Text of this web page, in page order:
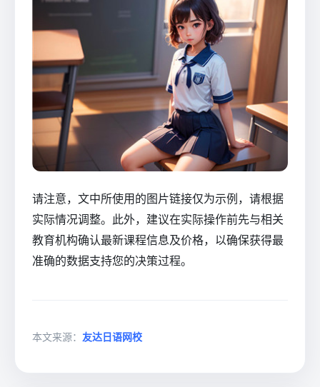
请注意，文中所使用的图片链接仅为示例，请根据
实际情况调整。此外，建议在实际操作前先与相关
教育机构确认最新课程信息及价格，以确保获得最
准确的数据支持您的决策过程。
本文来源： 友达日语网校